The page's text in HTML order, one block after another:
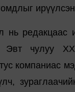
нь редакцаас
Эвт чулуу
компаниас